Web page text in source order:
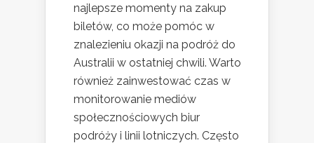
najlepsze momenty na zakup
biletów, co może pomóc w
znalezieniu okazji na podróż do
Australii w ostatniej chwili. Warto
również zainwestować czas w
monitorowanie mediów
społecznościowych biur
podróży i linii lotniczych. Często